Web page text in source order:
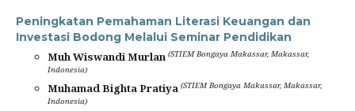
Peningkatan Pemahaman Literasi Keuangan dan
Investasi Bodong Melalui Seminar Pendidikan
Muh Wiswandi Murlan (STIEM Bongaya Makassar, Makassar,
Indonesia)
Muhamad Bighta Pratiya (STIEM Bongaya Makassar, Makassar,
Indonesia)